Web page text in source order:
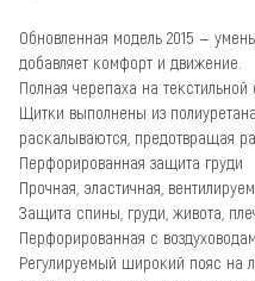
Обновленная модель 2015 —
добавляет комфорт и движение.
Полная черепаха на текстильной
Щитки выполнены из
раскалываются, предотвращая
Перфорированная защита груди
Прочная, эластичная,
Защита спины, груди, живота,
Перфорированная с
Регулируемый широкий пояс на